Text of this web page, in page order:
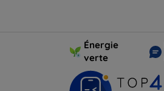
Énergie
verte